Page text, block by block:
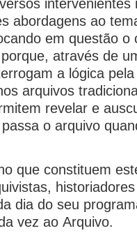
abordagens ao
em questão o
através de
a lógica
arquivos
revelar e
o arquivo
que constituem
dia do seu
vez ao Arquivo.